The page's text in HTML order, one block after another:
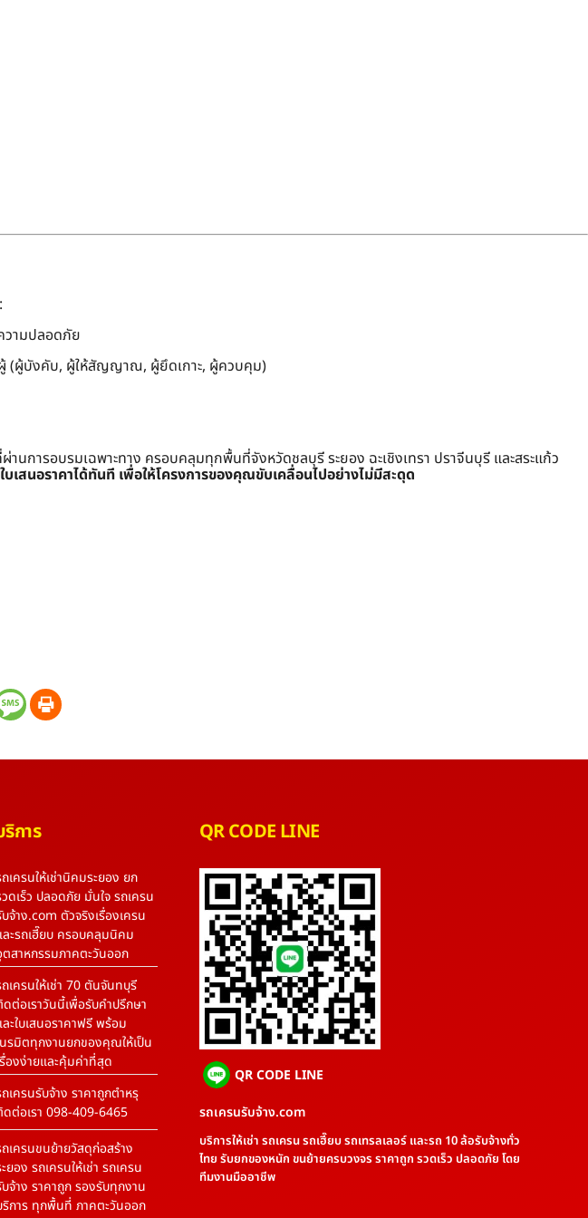
วามปลอดภัย
(ผู้บังคับ, ผู้ให้สัญญาณ, ผู้ยึดเกาะ, ผู้ควบคุม)
การอบรมเฉพาะทาง ครอบคลุมทุกพื้นที่จังหวัดชลบุรี ระยอง ฉะเชิงเทรา ปราจีนบุรี และสระแก้ว
เสนอราคาได้ทันที เพื่อให้โครงการของคุณขับเคลื่อนไปอย่างไม่มีสะดุด
การ
เครนให้เช่านิคมระยอง ยก
ดเร็ว ปลอดภัย มั่นใจ รถเครน
จ้าง.com ตัวจริงเรื่องเครน
ละรถเฮี๊ยบ ครอบคลุมนิคม
สาหกรรมภาคตะวันออก
เครนให้เช่า 70 ตันจันทบุรี
ต่อเราวันนี้เพื่อรับคำปรึกษา
ะใบเสนอราคาฟรี พร้อม
นรมิตทุกงานยกของคุณให้เป็น
รื่องง่ายและคุ้มค่าที่สุด
เครนรับจ้าง ราคาถูกตำหรุ
ต่อเรา 098-409-6465
เครนขนย้ายวัสดุก่อสร้าง
ยอง รถเครนให้เช่า รถเครน
จ้าง ราคาถูก รองรับทุกงาน
ริการ ทุกพื้นที่ ภาคตะวันออก
QR CODE LINE
QR CODE LINE
รถเครนรับจ้าง.com
บริการให้เช่า รถเครน รถเฮี๊ยบ รถเทรลเลอร์ และรถ 10 ล้อรับจ้างทั่ว
ไทย รับยกของหนัก ขนย้ายครบวงจร ราคาถูก รวดเร็ว ปลอดภัย โดย
ทีมงานมืออาชีพ